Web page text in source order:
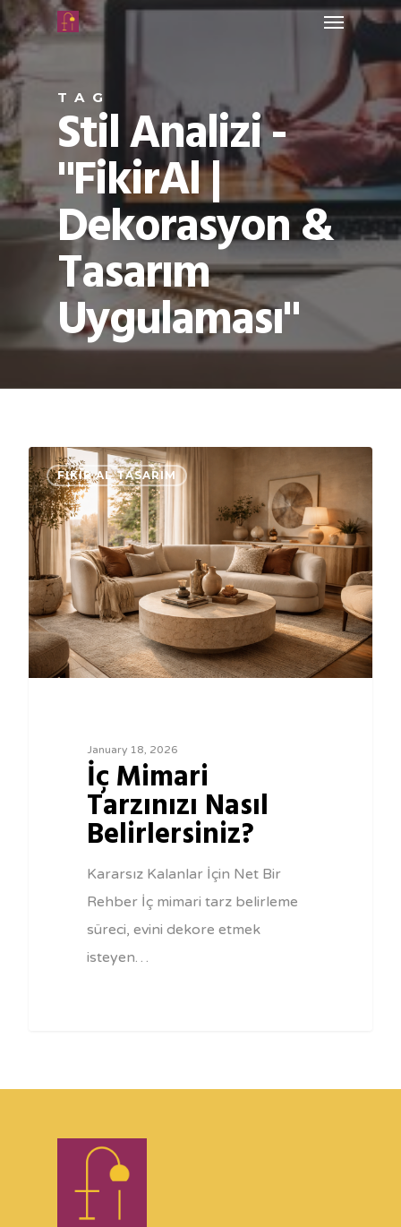
TAG
Stil Analizi -
"FikirAl |
Dekorasyon &
Tasarım
Uygulaması"
FIKIR AL TASARIM
January 18, 2026
İç Mimari
Tarzınızı Nasıl
Belirlersiniz?
Kararsız Kalanlar İçin Net Bir
Rehber İç mimari tarz belirleme
süreci, evini dekore etmek
isteyen…